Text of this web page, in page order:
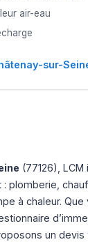
air-eau
sur-
(77126),
plomberie,
à chaleur. Que
un